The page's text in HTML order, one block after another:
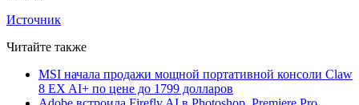
Источник
Читайте также
MSI начала продажи мощной портативной консоли Claw
8 EX AI+ по цене до 1799 долларов